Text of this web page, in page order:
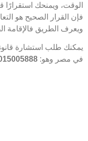
ويمنحك استقرارًا
القرار الصحيح هو
الطريق فالإقامة
طلب استشارة
مصر وهو:01015005888